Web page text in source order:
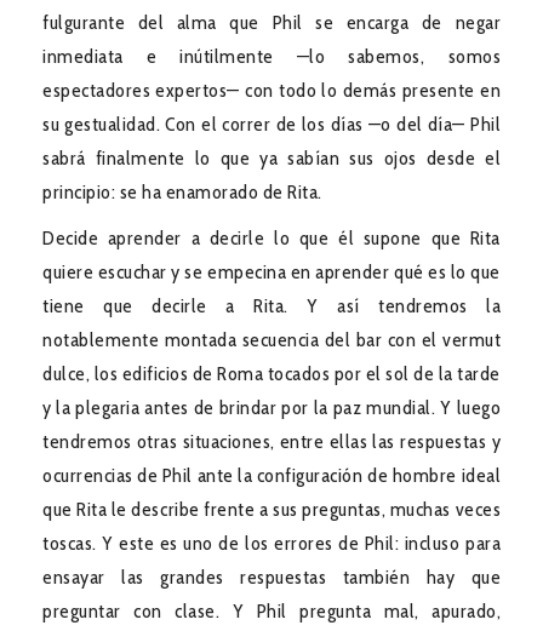
fulgurante del alma que Phil se encarga de negar
inmediata e inútilmente —lo sabemos, somos
espectadores expertos— con todo lo demás presente en
su gestualidad. Con el correr de los días —o del día— Phil
sabrá finalmente lo que ya sabían sus ojos desde el
principio: se ha enamorado de Rita.
Decide aprender a decirle lo que él supone que Rita
quiere escuchar y se empecina en aprender qué es lo que
tiene que decirle a Rita. Y así tendremos la
notablemente montada secuencia del bar con el vermut
dulce, los edificios de Roma tocados por el sol de la tarde
y la plegaria antes de brindar por la paz mundial. Y luego
tendremos otras situaciones, entre ellas las respuestas y
ocurrencias de Phil ante la configuración de hombre ideal
que Rita le describe frente a sus preguntas, muchas veces
toscas. Y este es uno de los errores de Phil: incluso para
ensayar las grandes respuestas también hay que
preguntar con clase. Y Phil pregunta mal, apurado,